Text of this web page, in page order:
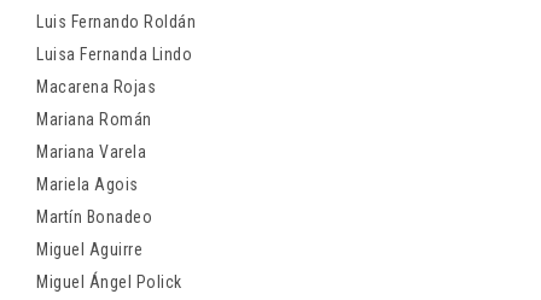
Luis Fernando Roldán
Luisa Fernanda Lindo
Macarena Rojas
Mariana Román
Mariana Varela
Mariela Agois
Martín Bonadeo
Miguel Aguirre
Miguel Ángel Polick